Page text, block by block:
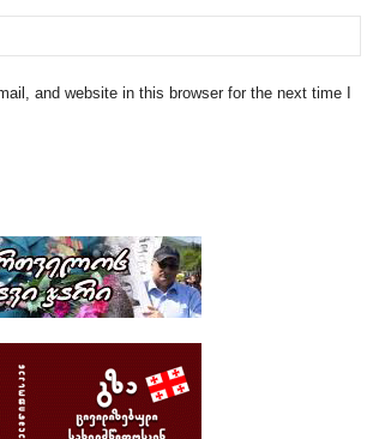
and website in this browser for the next time I